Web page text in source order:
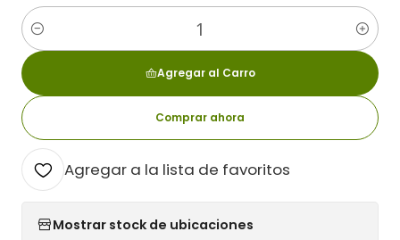
Cantidad
Agregar al Carro
Comprar ahora
Agregar a la lista de favoritos
Mostrar stock de ubicaciones